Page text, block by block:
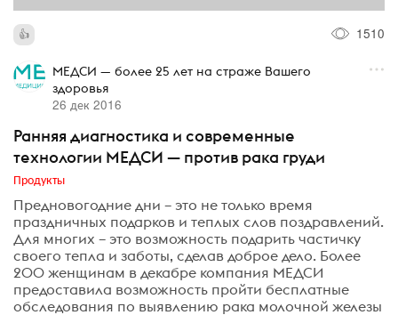
1510
МЕДСИ — более 25 лет на страже Вашего
здоровья
26 дек 2016
Ранняя диагностика и современные
технологии МЕДСИ — против рака груди
Продукты
Предновогодние дни – это не только время
праздничных подарков и теплых слов поздравлений.
Для многих – это возможность подарить частичку
своего тепла и заботы, сделав доброе дело. Более
200 женщинам в декабре компания МЕДСИ
предоставила возможность пройти бесплатные
обследования по выявлению рака молочной железы